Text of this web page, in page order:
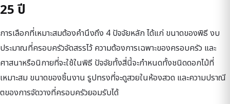
25 ปี
การเลือกที่เหมาะสมต้องคำนึงถึง 4 ปัจจัยหลัก ได้แก่ ขนาดของพิธี งบ
ประมาณที่ครอบครัวจัดสรรไว้ ความต้องการเฉพาะของครอบครัว และ
ศาสนาหรือนิกายที่จะใช้ในพิธี ปัจจัยทั้งสี่นี้จะกำหนดทั้งชนิดดอกไม้ที่
เหมาะสม ขนาดของชิ้นงาน รูปทรงที่จะดูสวยในห้องสวด และความปราณี
ตของการจัดวางที่ครอบครัวยอมรับได้